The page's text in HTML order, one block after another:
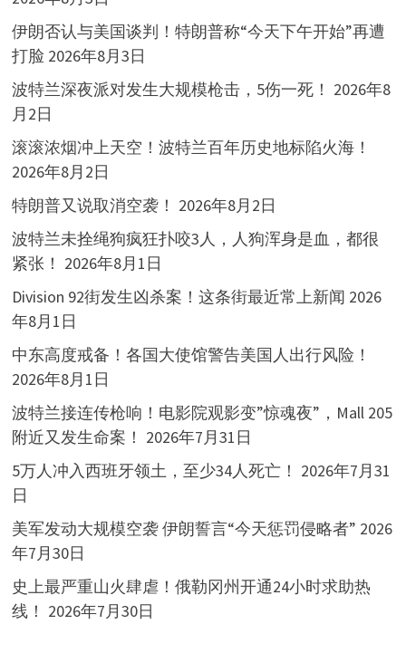
伊朗否认与美国谈判！特朗普称“今天下午开始”再遭
打脸 2026年8月3日
波特兰深夜派对发生大规模枪击，5伤一死！ 2026年8
月2日
滚滚浓烟冲上天空！波特兰百年历史地标陷火海！
2026年8月2日
特朗普又说取消空袭！ 2026年8月2日
波特兰未拴绳狗疯狂扑咬3人，人狗浑身是血，都很
紧张！ 2026年8月1日
Division 92街发生凶杀案！这条街最近常上新闻 2026
年8月1日
中东高度戒备！各国大使馆警告美国人出行风险！
2026年8月1日
波特兰接连传枪响！电影院观影变”惊魂夜”，Mall 205
附近又发生命案！ 2026年7月31日
5万人冲入西班牙领土，至少34人死亡！ 2026年7月31
日
美军发动大规模空袭 伊朗誓言“今天惩罚侵略者” 2026
年7月30日
史上最严重山火肆虐！俄勒冈州开通24小时求助热
线！ 2026年7月30日